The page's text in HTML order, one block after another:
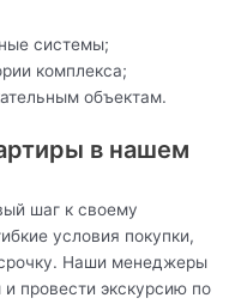
системы;
комплекса;
объектам.
в нашем
шаг к своему
условия покупки,
Наши менеджеры
провести экскурсию по